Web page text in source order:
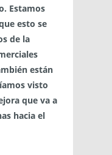
Estamos
esto se
de la
están
visto
que va a
hacia el